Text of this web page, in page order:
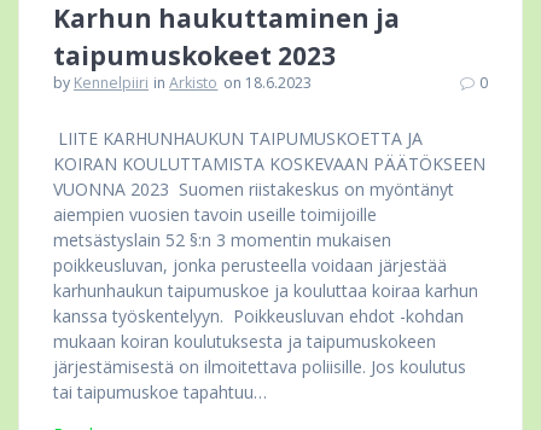
Karhun haukuttaminen ja
taipumuskokeet 2023
by Kennelpiiri inArkisto on 18.6.2023 0
LIITE KARHUNHAUKUN TAIPUMUSKOETTA JA
KOIRAN KOULUTTAMISTA KOSKEVAAN PÄÄTÖKSEEN
VUONNA 2023 Suomen riistakeskus on myöntänyt
aiempien vuosien tavoin useille toimijoille
metsästyslain 52 §:n 3 momentin mukaisen
poikkeusluvan, jonka perusteella voidaan järjestää
karhunhaukun taipumuskoe ja kouluttaa koiraa karhun
kanssa työskentelyyn. Poikkeusluvan ehdot -kohdan
mukaan koiran koulutuksesta ja taipumuskokeen
järjestämisestä on ilmoitettava poliisille. Jos koulutus
tai taipumuskoe tapahtuu…